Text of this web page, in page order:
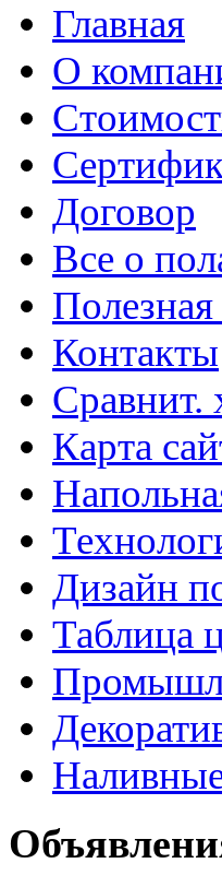
Главная
О
Договор
Все о
Контакты
Сравнит.
Карта
Дизайн
Таблица